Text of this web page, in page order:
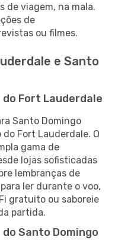
de viagem, na mala.
de
ou filmes.
e Santo
Fort Lauderdale
Santo Domingo
Fort Lauderdale. O
gama de
lojas sofisticadas
lembranças de
ler durante o voo,
gratuito ou saboreie
partida.
Santo Domingo